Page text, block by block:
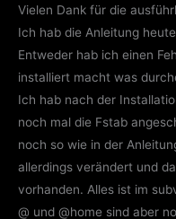
Vielen Dank für die
Ich hab die Anleitung
Entweder hab ich einen
installiert macht was
Ich hab nach der
noch mal die Fstab
noch so wie in der
allerdings verändert und
vorhanden. Alles ist im
@ und @home sind aber